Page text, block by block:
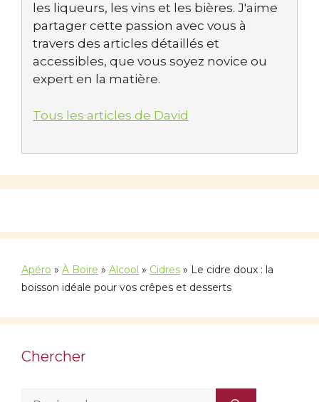
les liqueurs, les vins et les bières. J'aime
partager cette passion avec vous à
travers des articles détaillés et
accessibles, que vous soyez novice ou
expert en la matière.
Tous les articles de David
Apéro » À Boire » Alcool » Cidres » Le cidre doux : la
boisson idéale pour vos crêpes et desserts
Chercher
Rechercher :